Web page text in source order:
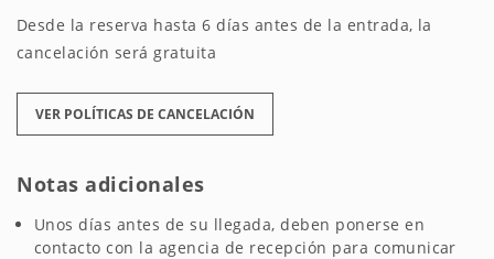
Desde la reserva hasta 6 días antes de la entrada, la
cancelación será gratuita
VER POLÍTICAS DE CANCELACIÓN
Notas adicionales
Unos días antes de su llegada, deben ponerse en
contacto con la agencia de recepción para comunicar